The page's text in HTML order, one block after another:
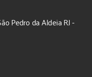
Pedro da Aldeia RJ -